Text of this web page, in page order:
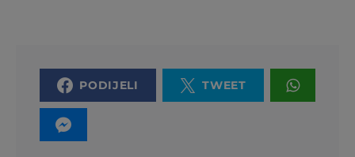
PODIJELI TWEET